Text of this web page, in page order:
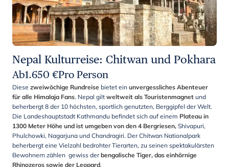
Nepal Kulturreise: Chitwan und Pokhara
Ab1.650 €Pro Person
Diese zweiwöchige Rundreise bietet ein unvergessliches Abenteuer
für alle Himalaja Fans. Nepal gilt weltweit als Touristenmagnet und
beherbergt 8 der 10 höchsten, sportlich genutzten, Berggipfel der Welt.
Die Landeshauptstadt Kathmandu befindet sich auf einem Plateau in
1300 Meter Höhe und ist umgeben von den 4 Bergriesen, Shivapuri,
Phulchowki, Nagarjuna und Chandragiri. Der Chitwan Nationalpark
beherbergt eine Vielzahl bedrohter Tierarten, zu seinen spektakulärsten
Bewohnern zählen gewiss derbengalische Tiger, das einhörnige
Rhinozeros sowie der Leopard.